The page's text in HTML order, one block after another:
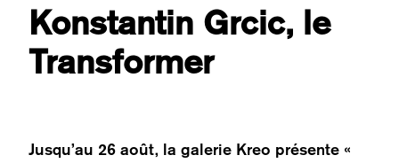
Konstantin Grcic, le
Transformer
Jusqu’au 26 août, la galerie Kreo présente «